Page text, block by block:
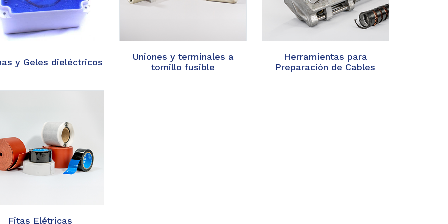
y Geles dieléctricos
Uniones y terminales a
tornillo fusible
Herramientas para
Preparación de Cables
Fitas Elétricas